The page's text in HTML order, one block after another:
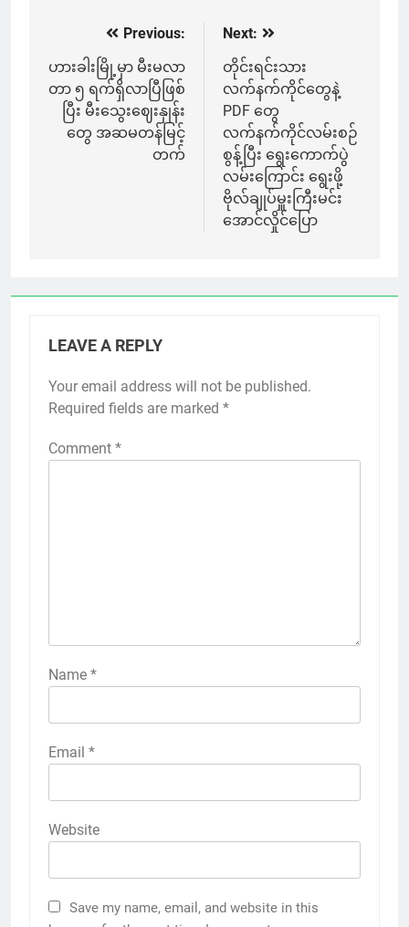
navigation
Previous:
ဟားခါးမြို့မှာ မီးမလာ
တာ ၅ ရက်ရှိလာပြီဖြစ်
ပြီး မီးသွေးဈေးနှုန်း
တွေ အဆမတန်မြင့်
တက်
Next:
တိုင်းရင်းသား
လက်နက်ကိုင်တွေနဲ့
PDF တွေ
လက်နက်ကိုင်လမ်းစဉ်
စွန့်ပြီး ရွေးကောက်ပွဲ
လမ်းကြောင်း ရွေးဖို့
ဗိုလ်ချုပ်မှူးကြီးမင်း
အောင်လှိုင်ပြော
LEAVE A REPLY
Your email address will not be published.
Required fields are marked *
Comment *
Name *
Email *
Website
Save my name, email, and website in this